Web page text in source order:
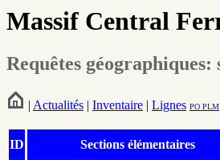
Massif Central
Requêtes
| Actualités | Inventaire | Lignes PO PLM
ID Sections élémentaires